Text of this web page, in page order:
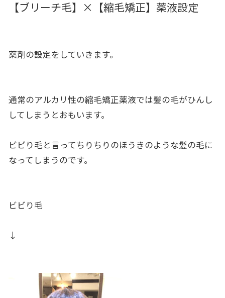
【ブリーチ毛】×【縮毛矯正】薬液設定
薬剤の設定をしていきます。
通常のアルカリ性の縮毛矯正薬液では髪の毛がひんし
してしまうとおもいます。
ビビり毛と言ってちりちりのほうきのような髪の毛に
なってしまうのです。
ビビり毛
↓